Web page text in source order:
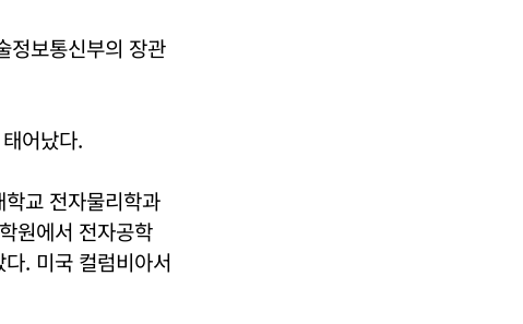
정보통신부의 장관
어났다.
교 전자물리학과
원에서 전자공학
. 미국 컬럼비아서